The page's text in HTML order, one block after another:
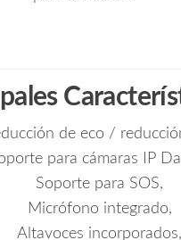
de eco /
para cámaras IP
Soporte para SOS,
Micrófono integrado,
Altavoces incorporados,